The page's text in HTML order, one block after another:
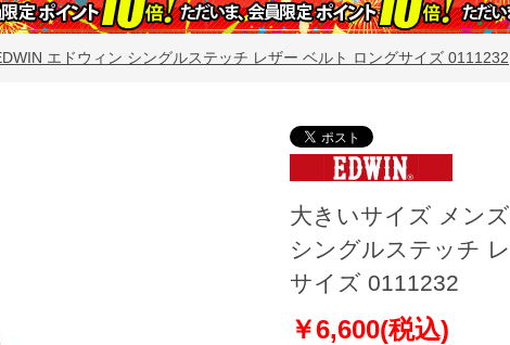
エドウィン シングルステッチ レザー ベルト ロングサイズ 0111232
大きいサイズ メン
シングルステッチ
サイズ 0111232
￥6,600(税込)